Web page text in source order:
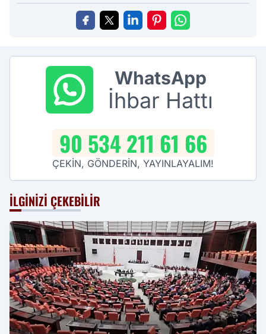
WhatsApp
İhbar Hattı
90 534 211 61 66
ÇEKİN, GÖNDERİN, YAYINLAYALIM!
İLGINIZI ÇEKEBILIR